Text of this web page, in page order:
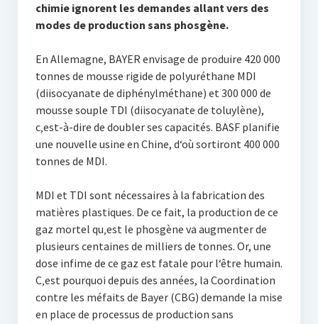
chimie ignorent les demandes allant vers des
modes de production sans phosgène.
En Allemagne, BAYER envisage de produire 420 000
tonnes de mousse rigide de polyuréthane MDI
(diisocyanate de diphénylméthane) et 300 000 de
mousse souple TDI (diisocyanate de toluylène),
c‚est-à-dire de doubler ses capacités. BASF planifie
une nouvelle usine en Chine, d‘où sortiront 400 000
tonnes de MDI.
MDI et TDI sont nécessaires à la fabrication des
matières plastiques. De ce fait, la production de ce
gaz mortel qu‚est le phosgène va augmenter de
plusieurs centaines de milliers de tonnes. Or, une
dose infime de ce gaz est fatale pour l‘être humain.
C‚est pourquoi depuis des années, la Coordination
contre les méfaits de Bayer (CBG) demande la mise
en place de processus de production sans